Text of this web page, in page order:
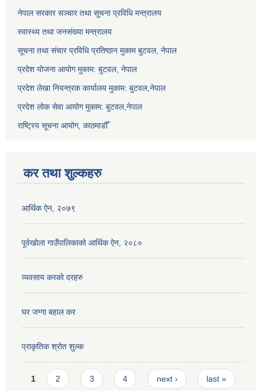
नेपाल सरकार सञ्‍चार तथा सूचना प्रविधि मन्त्रालय
स्वास्थ्य तथा जनसंख्या मन्त्रालय
सूचना तथा संचार प्रविधि प्रतिष्ठान मुकाम बुटवल, नेपाल
प्रदेश योजना आयोग मुकाम: बुटवल, नेपाल
प्रदेश लेखा नियन्त्रक कार्यालय मुकाम: बुटवल,नेपाल
प्रदेश लोक सेवा आयोग मुकाम: बुटवल,नेपाल
राष्ट्रिय सूचना आयोग, काठमाडौँ
कर तथा शुल्कहरु
आर्थिक ऐन, २०७९
पूर्वखोला गाउँपालिकाको आर्थिक ऐन, २०८०
व्यवसाय करको दरहरु
घर जग्गा बहाल कर
प्राकृतिक श्रोत शुल्क
Pages
1 2 3 4 next › last »